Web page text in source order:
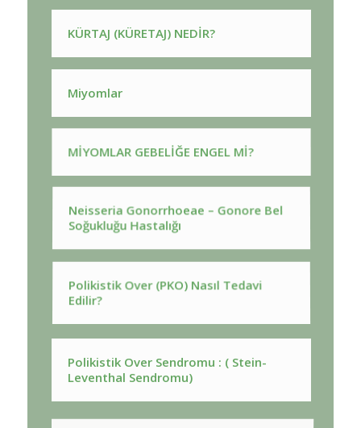
KÜRTAJ (KÜRETAJ) NEDİR?
Miyomlar
MİYOMLAR GEBELİĞE ENGEL Mİ?
Neisseria Gonorrhoeae – Gonore Bel
Soğukluğu Hastalığı
Polikistik Over (PKO) Nasıl Tedavi
Edilir?
Polikistik Over Sendromu : ( Stein-
Leventhal Sendromu)